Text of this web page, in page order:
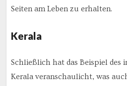
Seiten am Leben zu erhalten.
Kerala
Schließlich hat das Beispiel des
Kerala veranschaulicht, was